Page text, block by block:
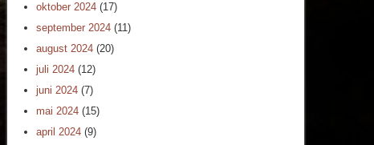
oktober 2024 (17)
september 2024 (11)
august 2024 (20)
juli 2024 (12)
juni 2024 (7)
mai 2024 (15)
april 2024 (9)